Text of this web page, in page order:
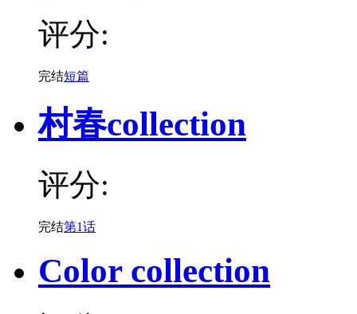
评分:
完结短篇
村春collection
评分:
完结第1话
Color collection